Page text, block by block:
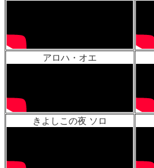
アロハ・オエ
きよしこの夜 ソロ